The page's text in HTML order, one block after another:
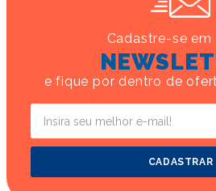
Cadastre-se em
e fique por dentro de
CADASTRAR